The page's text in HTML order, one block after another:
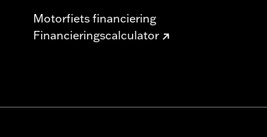
Motorfiets financiering
Financieringscalculator